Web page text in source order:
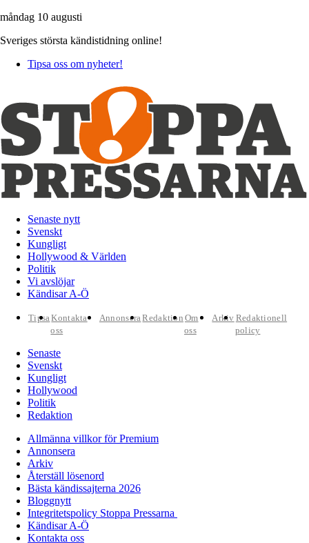
måndag 10 augusti
Sveriges största kändistidning online!
Tipsa oss om nyheter!
Senaste nytt
Svenskt
Kungligt
Hollywood & Världen
Politik
Vi avslöjar
Kändisar A-Ö
TipsaKontakta
oss
AnnonseraRedaktion Om
oss
Arkiv Redaktionell
policy
Senaste
Svenskt
Kungligt
Hollywood
Politik
Redaktion
Allmänna villkor för Premium
Annonsera
Arkiv
Återställ lösenord
Bästa kändissajterna 2026
Bloggnytt
Integritetspolicy Stoppa Pressarna
Kändisar A-Ö
Kontakta oss